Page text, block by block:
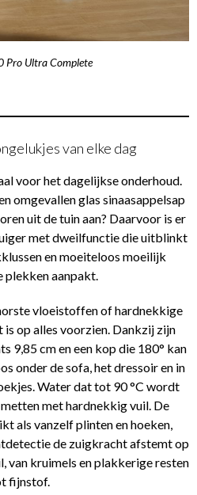
Pro Ultra Complete
van elke dag
voor het dagelijkse onderhoud.
omgevallen glas sinaasappelsap
uit de tuin aan? Daarvoor is er
met dweilfunctie die uitblinkt
en moeiteloos moeilijk
plekken aanpakt.
vloeistoffen of hardnekkige
op alles voorzien. Dankzij zijn
9,85 cm en een kop die 180° kan
onder de sofa, het dressoir en in
Water dat tot 90 °C wordt
met hardnekkig vuil. De
als vanzelf plinten en hoeken,
de zuigkracht afstemt op
van kruimels en plakkerige resten
fijnstof.